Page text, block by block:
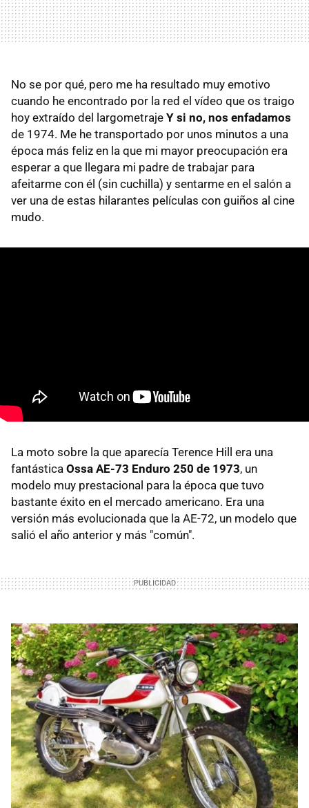
No se por qué, pero me ha resultado muy emotivo
cuando he encontrado por la red el vídeo que os traigo
hoy extraído del largometraje Y si no, nos enfadamos
de 1974. Me he transportado por unos minutos a una
época más feliz en la que mi mayor preocupación era
esperar a que llegara mi padre de trabajar para
afeitarme con él (sin cuchilla) y sentarme en el salón a
ver una de estas hilarantes películas con guiños al cine
mudo.
La moto sobre la que aparecía Terence Hill era una
fantástica Ossa AE-73 Enduro 250 de 1973, un
modelo muy prestacional para la época que tuvo
bastante éxito en el mercado americano. Era una
versión más evolucionada que la AE-72, un modelo que
salió el año anterior y más "común".